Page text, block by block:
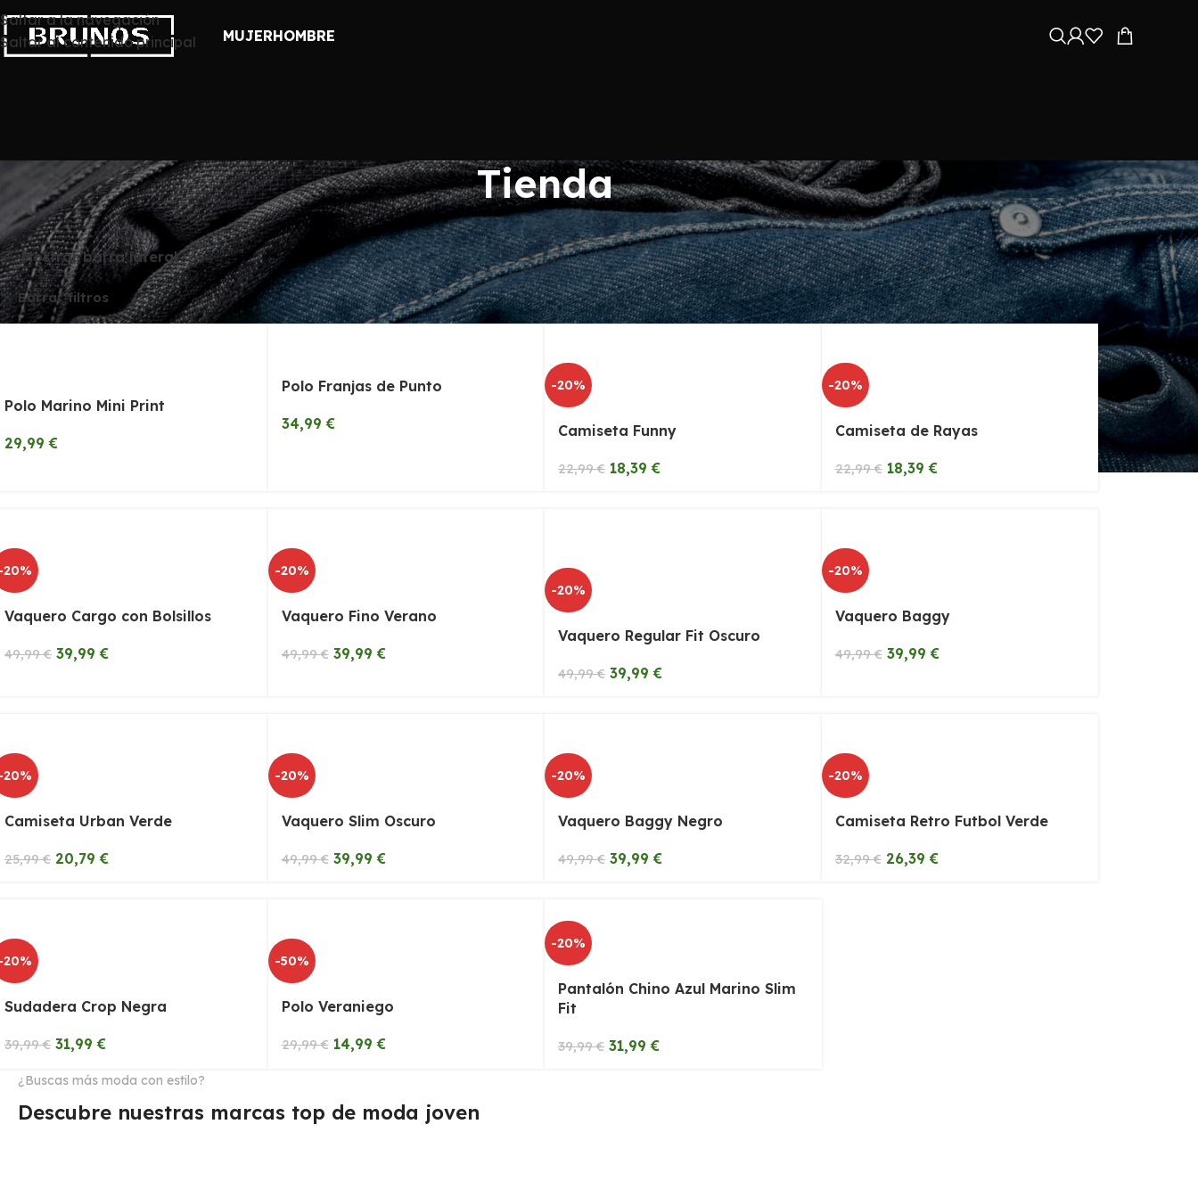
Saltar a la navegación
Saltar al contenido principal
Las colecciones Chico y Chica pasarán a Hombre y Mujer para que te resulte más fácil encontrar todas las novedades
MUJERHOMBRE
Tienda
Inicio/ Tienda Mostrando los 15 resultados
Mostrar barra lateral
Borrar filtros Six Valves
Polo Marino Mini Print
29,99€
Polo Franjas de Punto
34,99€
-20%
Camiseta Funny
22,99€ 18,39€
-20%
Camiseta de Rayas
22,99€ 18,39€
Vaquero Cargo con Bolsillos
49,99€ 39,99€
-20%
Vaquero Fino Verano
49,99€ 39,99€
-20%
Vaquero Regular Fit Oscuro
49,99€ 39,99€
-20%
Vaquero Baggy
49,99€ 39,99€
Camiseta Urban Verde
25,99€ 20,79€
-20%
Vaquero Slim Oscuro
49,99€ 39,99€
-20%
Vaquero Baggy Negro
49,99€ 39,99€
-20%
Camiseta Retro Futbol Verde
32,99€ 26,39€
Sudadera Crop Negra
39,99€ 31,99€
-50%
Polo Veraniego
29,99€ 14,99€
-20%
Pantalón Chino Azul Marino Slim
Fit
39,99€ 31,99€
¿Buscas más moda con estilo?
Descubre nuestras marcas top de moda joven